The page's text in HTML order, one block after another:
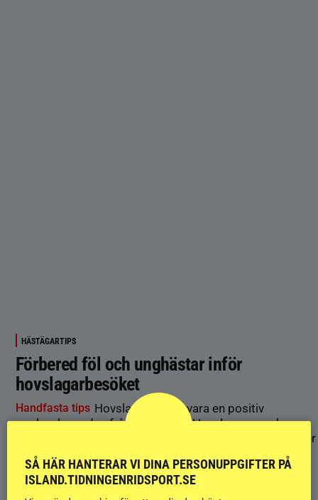
HÄSTÄGARTIPS
Förbered föl och unghästar inför
hovslagarbesöket
Handfasta tips Hovslagaren ska vara en positiv
upplevelse redan från tidig ålder. Hovslagaren och
Flyingeläraren Tommy Svensson tipsar om hur du lägger
grunden för trygg och säker verkning redan hos fölet.
SÅ HÄR HANTERAR VI DINA PERSONUPPGIFTER PÅ
ISLAND.TIDNINGENRIDSPORT.SE